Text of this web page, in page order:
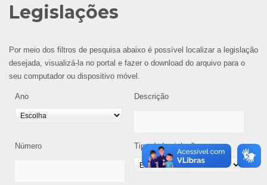
Legislações
Por meio dos filtros de pesquisa abaixo é possível localizar a legislação
desejada, visualizá-la no portal e fazer o download do arquivo para o
seu computador ou dispositivo móvel.
Ano Descrição
Número Tipo de Legislação